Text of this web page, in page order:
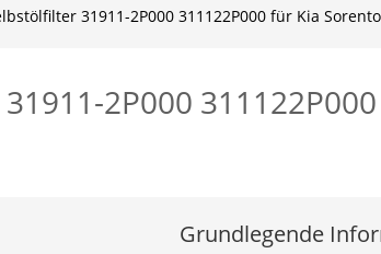
31911-2P000 311122P000 für Kia
2P000
Grundlegende